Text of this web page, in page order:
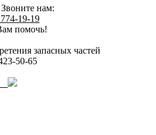
нам:
19-19
помочь!
запасных частей
50-65